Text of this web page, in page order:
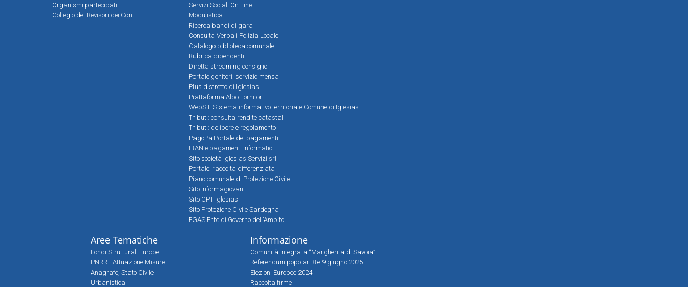
Organismi partecipati
Collegio dei Revisori dei Conti
Servizi Sociali On Line
Modulistica
Ricerca bandi di gara
Consulta Verbali Polizia Locale
Catalogo biblioteca comunale
Rubrica dipendenti
Diretta streaming consiglio
Portale genitori: servizio mensa
Plus distretto di Iglesias
Piattaforma Albo Fornitori
WebSit: Sistema informativo territoriale Comune di Iglesias
Tributi: consulta rendite catastali
Tributi: delibere e regolamento
PagoPa Portale dei pagamenti
IBAN e pagamenti informatici
Sito società Iglesias Servizi srl
Portale: raccolta differenziata
Piano comunale di Protezione Civile
Sito Informagiovani
Sito CPT Iglesias
Sito Protezione Civile Sardegna
EGAS Ente di Governo dell'Ambito
Aree Tematiche
Fondi Strutturali Europei
PNRR - Attuazione Misure
Anagrafe, Stato Civile
Urbanistica
Informazione
Comunità Integrata “Margherita di Savoia”
Referendum popolari 8 e 9 giugno 2025
Elezioni Europee 2024
Raccolta firme